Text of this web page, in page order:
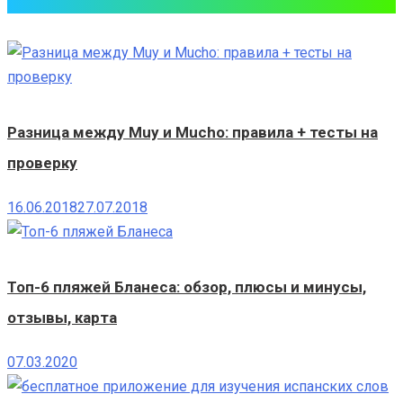
Разница между Muy и Mucho: правила + тесты на
проверку
16.06.201827.07.2018
Топ-6 пляжей Бланеса: обзор, плюсы и минусы,
отзывы, карта
07.03.2020